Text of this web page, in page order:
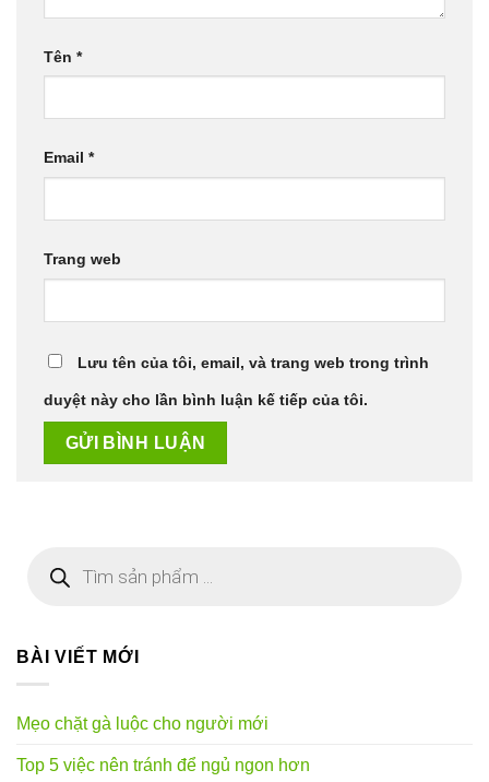
Tên *
Email *
Trang web
Lưu tên của tôi, email, và trang web trong trình
duyệt này cho lần bình luận kế tiếp của tôi.
kiếm
BÀI VIẾT MỚI
Mẹo chặt gà luộc cho người mới
Top 5 việc nên tránh để ngủ ngon hơn